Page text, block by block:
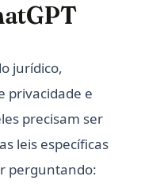
jurídico,
privacidade e
precisam ser
leis específicas
perguntando: